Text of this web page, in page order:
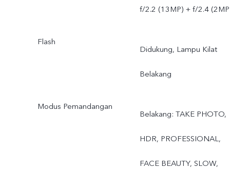
f/2.2 (13MP) + f/2.4
Flash
Didukung, Lampu Kilat
Belakang
Modus Pemandangan
Belakang: TAKE PHOTO,
HDR, PROFESSIONAL,
FACE BEAUTY, SLOW,